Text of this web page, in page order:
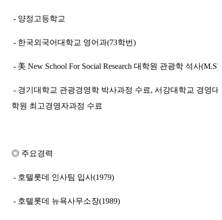
- 양정고등학교
- 한국외국어대학교 영어과(73학번)
- 美 New School For Social Research 대학원 관광학 석사(M.S)
- 경기대학교 관광경영학 박사과정 수료, 서강대학교 경영대
학원 최고경영자과정 수료
◎ 주요경력
- 호텔롯데 인사팀 입사(1979)
- 호텔롯데 뉴욕사무소장(1989)